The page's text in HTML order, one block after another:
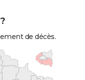
de décès.